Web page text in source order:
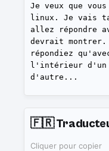
Je veux que
linux. Je vais
allez répondre
devrait montrer.
répondiez
l'intérieur d'un
d'autre ...
🇫🇷
Cliquer pour copier